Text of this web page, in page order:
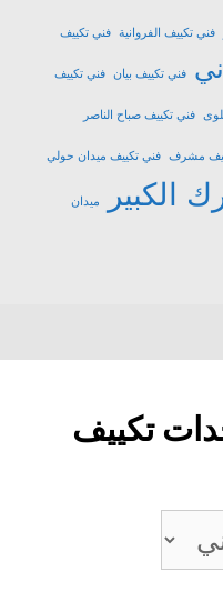
فني تكييف الفروانية فني تكييف
فني تكييف بيان فني تكييف
فني تكييف صباح الناصر
مشرف فني تكييف ميدان حولي
الكبير ميدان
تكييف